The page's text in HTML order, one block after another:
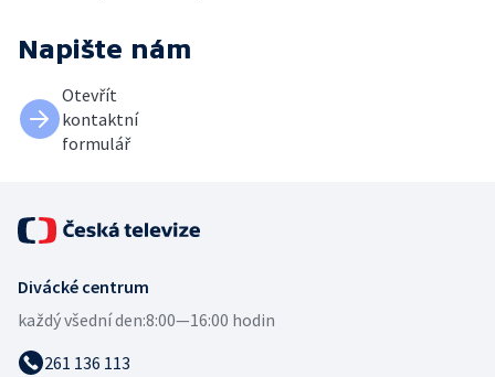
Napište nám
Otevřít
kontaktní
formulář
Divácké centrum
každý všední den:8:00—16:00 hodin
261 136 113